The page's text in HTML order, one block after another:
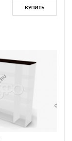
КУПИТЬ